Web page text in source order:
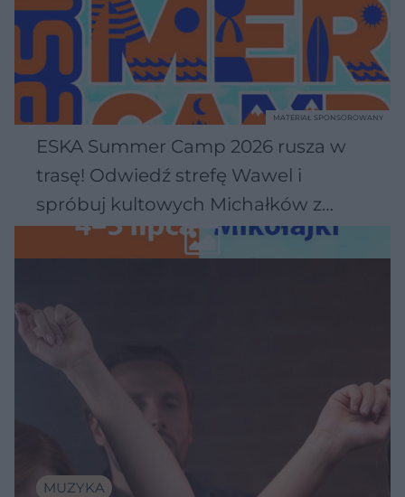
ESKA Summer Camp 2026 rusza w
trasę! Odwiedź strefę Wawel i
spróbuj kultowych Michałków z
Wawelu
MATERIAŁ SPONSOROWANY
MUZYKA